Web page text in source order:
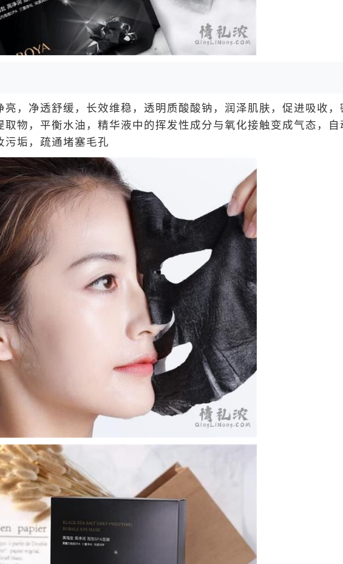
净透舒缓，长效维稳，透明质酸酸钠，润泽肌肤，促进吸收，
物，平衡水油，精华液中的挥发性成分与氧化接触变成气态，自
污垢，疏通堵塞毛孔